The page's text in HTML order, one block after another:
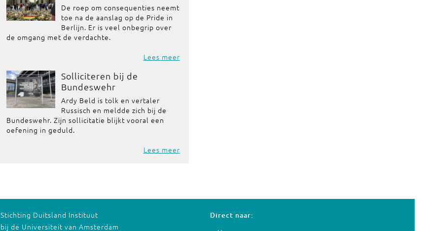
De roep om consequenties neemt
toe na de aanslag op de Pride in
Berlijn. Er is veel onbegrip over
de omgang met de verdachte.
Lees meer
Solliciteren bij de
Bundeswehr
Ardy Beld is tolk en vertaler
Russisch en meldde zich bij de
Bundeswehr. Zijn sollicitatie blijkt vooral een
oefening in geduld.
Lees meer
Stichting Duitsland Instituut
bij de Universiteit van Amsterdam
Direct naar: